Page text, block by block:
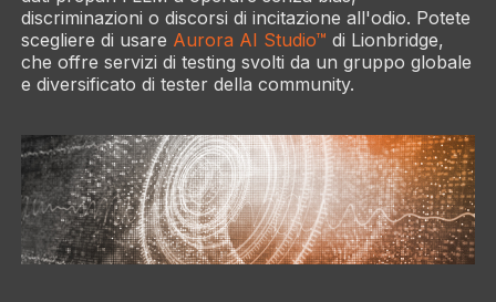
discriminazioni o discorsi di incitazione all'odio. Potete
scegliere di usare Aurora AI Studio™ di Lionbridge,
che offre servizi di testing svolti da un gruppo globale
e diversificato di tester della community.